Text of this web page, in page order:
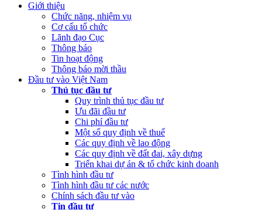
Giới thiệu
Chức năng, nhiệm vụ
Cơ cấu tổ chức
Lãnh đạo Cục
Thông báo
Tin hoạt động
Thông báo mời thầu
Đầu tư vào Việt Nam
Thủ tục đầu tư
Quy trình thủ tục đầu tư
Ưu đãi đầu tư
Chi phí đầu tư
Một số quy định về thuế
Các quy định về lao động
Các quy định về đất đai, xây dựng
Triển khai dự án & tổ chức kinh doanh
Tình hình đầu tư
Tình hình đầu tư các nước
Chính sách đầu tư vào
Tin đầu tư